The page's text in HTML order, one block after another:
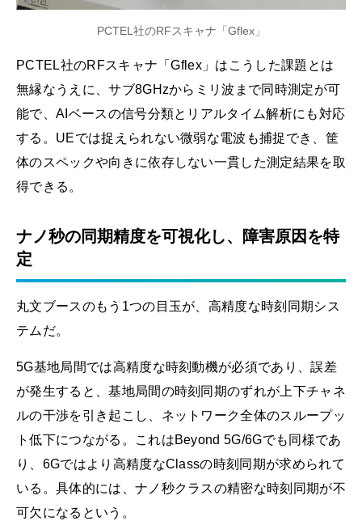
PCTEL社のRFスキャナ「Gflex」
PCTEL社のRFスキャナ「Gflex」はこうした課題とは
無縁なうえに、サブ8GHzからミリ波まで同時測定が可
能で、AIベースの信号分類とリアルタイム解析にも対応
する。UEでは捉えられない微弱な電波も捕捉でき、筐
体のスペックや向きに依存しない一貫した測定結果を取
得できる。
ナノ秒の同期精度を可視化し、障害原因を特
定
丸文ブースのもう1つの目玉が、高精度な時刻同期シス
テムだ。
5G基地局間では高精度な時刻動機が必須であり、誤差
が発生すると、基地局間の時刻同期のずれが上下チャネ
ルの干渉を引き起こし、ネットワーク全体のスループッ
ト低下につながる。これはBeyond 5G/6Gでも同様であ
り、6Gではより高精度なClassの時刻同期が求められて
いる。具体的には、ナノ秒クラスの精密な時刻同期が不
可欠になるという。